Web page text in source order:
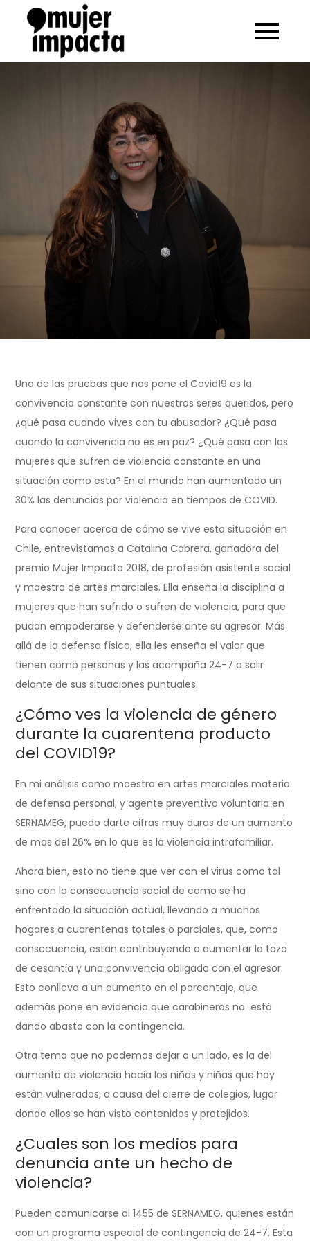
Una de las pruebas que nos pone el Covid19 es la
convivencia constante con nuestros seres queridos, pero
¿qué pasa cuando vives con tu abusador? ¿Qué pasa
cuando la convivencia no es en paz? ¿Qué pasa con las
mujeres que sufren de violencia constante en una
situación como esta? En el mundo han aumentado un
30% las denuncias por violencia en tiempos de COVID.
Para conocer acerca de cómo se vive esta situación en
Chile, entrevistamos a Catalina Cabrera, ganadora del
premio Mujer Impacta 2018, de profesión asistente social
y maestra de artes marciales. Ella enseña la disciplina a
mujeres que han sufrido o sufren de violencia, para que
pudan empoderarse y defenderse ante su agresor. Más
allá de la defensa física, ella les enseña el valor que
tienen como personas y las acompaña 24-7 a salir
delante de sus situaciones puntuales.
¿Cómo ves la violencia de género
durante la cuarentena producto
del COVID19?
En mi análisis como maestra en artes marciales materia
de defensa personal, y agente preventivo voluntaria en
SERNAMEG, puedo darte cifras muy duras de un aumento
de mas del 26% en lo que es la violencia intrafamiliar.
Ahora bien, esto no tiene que ver con el virus como tal
sino con la consecuencia social de como se ha
enfrentado la situación actual, llevando a muchos
hogares a cuarentenas totales o parciales, que, como
consecuencia, estan contribuyendo a aumentar la taza
de cesantía y una convivencia obligada con el agresor.
Esto conlleva a un aumento en el porcentaje, que
además pone en evidencia que carabineros no está
dando abasto con la contingencia.
Otra tema que no podemos dejar a un lado, es la del
aumento de violencia hacia los niños y niñas que hoy
están vulnerados, a causa del cierre de colegios, lugar
donde ellos se han visto contenidos y protejidos.
¿Cuales son los medios para
denuncia ante un hecho de
violencia?
Pueden comunicarse al 1455 de SERNAMEG, quienes están
con un programa especial de contingencia de 24-7. Esta